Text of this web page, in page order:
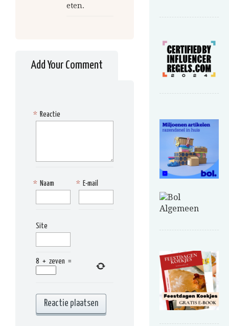
eten.
Add Your Comment
Reactie
*
Naam
* E-mail
*
Site
8 + zeven =